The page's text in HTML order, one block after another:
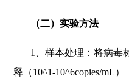
（二）实验方法
1
、样本处理：将病
释（10^1-10^6copies/mL